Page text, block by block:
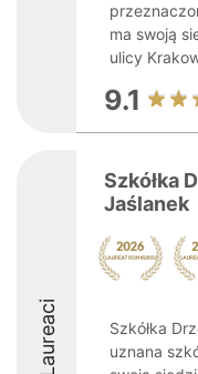
ma swoją
ulicy
9.1
Laureaci
Szkółka
Jaślanek
Szkółka
uznana